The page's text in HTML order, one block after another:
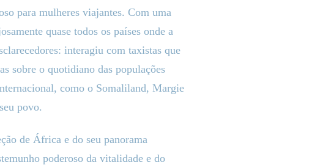
para mulheres viajantes. Com uma
quase todos os países onde a
interagiu com taxistas que
sobre o quotidiano das populações
como o Somaliland, Margie
povo.
de África e do seu panorama
poderoso da vitalidade e do